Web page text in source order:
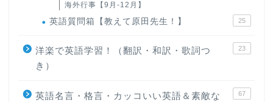
海外行事【9月-12月】
英語質問箱【教えて原田先生！】 25
洋楽で英語学習！（翻訳・和訳・歌詞つ
き）
23
英語名言・格言・カッコいい英語＆素敵な
67